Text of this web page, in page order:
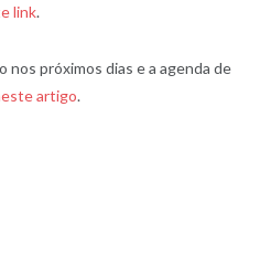
link.
nos próximos dias e a agenda de
artigo.